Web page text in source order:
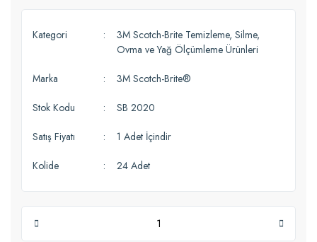
Kategori
3M Scotch-Brite Temizleme, Silme,
Ovma ve Yağ Ölçümleme Ürünleri
Marka 3M Scotch-Brite®
Stok Kodu SB 2020
Satış Fiyatı 1 Adet İçindir
Kolide 24 Adet